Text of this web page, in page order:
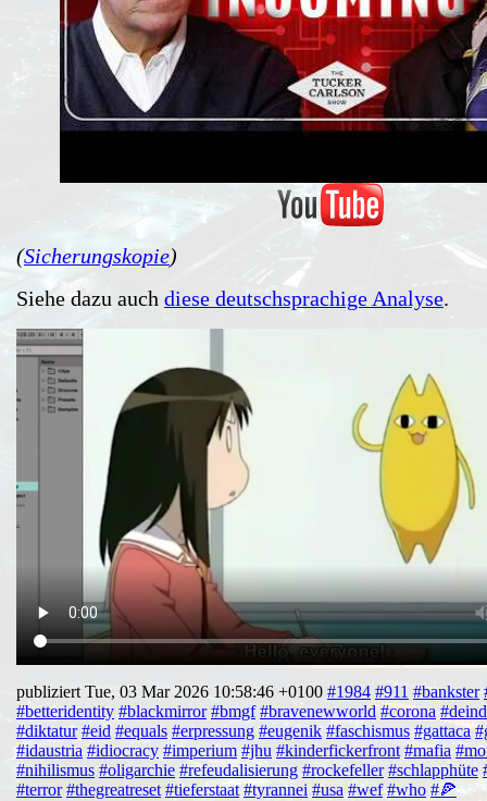
(Sicherungskopie)
Siehe dazu auch diese deutschsprachige Analyse.
publiziert Tue, 03 Mar 2026 10:58:46 +0100 #1984 #911 #bankster
#betteridentity #blackmirror #bmgf #bravenewworld #corona
#diktatur #eid #equals #erpressung #eugenik #faschismus #gattaca
#idaustria #idiocracy #imperium #jhu #kinderfickerfront #mafia
#nihilismus #oligarchie #refeudalisierung #rockefeller #schlapphüte
#terror #thegreatreset #tieferstaat #tyrannei #usa #wef #who #🍕